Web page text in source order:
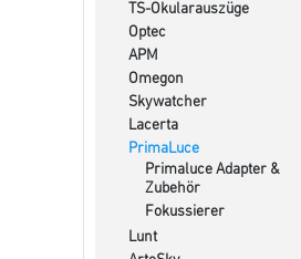
TS-Okularauszüge
Optec
APM
Omegon
Skywatcher
Lacerta
PrimaLuce
Primaluce Adapter &
Zubehör
Fokussierer
Lunt